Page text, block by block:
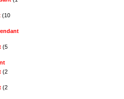
(10
(5
(2
(2